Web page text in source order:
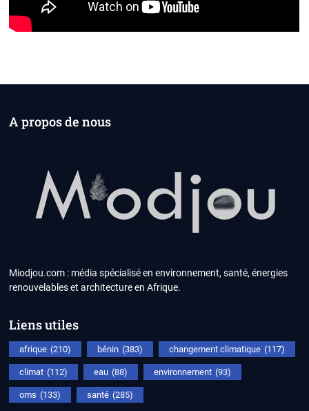
A propos de nous
Miodjou.com : média spécialisé en environnement, santé, énergies
renouvelables et architecture en Afrique.
Liens utiles
afrique (210) bénin (383) changement climatique (117)
climat (112) eau (88) environnement (93)
oms (133) santé (285)